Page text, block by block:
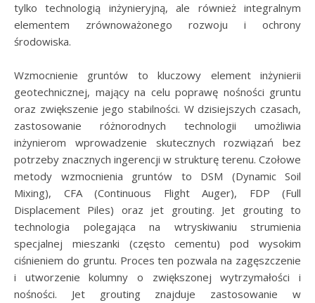
tylko technologią inżynieryjną, ale również integralnym
elementem zrównoważonego rozwoju i ochrony
środowiska.
Wzmocnienie gruntów to kluczowy element inżynierii
geotechnicznej, mający na celu poprawę nośności gruntu
oraz zwiększenie jego stabilności. W dzisiejszych czasach,
zastosowanie różnorodnych technologii umożliwia
inżynierom wprowadzenie skutecznych rozwiązań bez
potrzeby znacznych ingerencji w strukturę terenu. Czołowe
metody wzmocnienia gruntów to DSM (Dynamic Soil
Mixing), CFA (Continuous Flight Auger), FDP (Full
Displacement Piles) oraz jet grouting. Jet grouting to
technologia polegająca na wtryskiwaniu strumienia
specjalnej mieszanki (często cementu) pod wysokim
ciśnieniem do gruntu. Proces ten pozwala na zagęszczenie
i utworzenie kolumny o zwiększonej wytrzymałości i
nośności. Jet grouting znajduje zastosowanie w